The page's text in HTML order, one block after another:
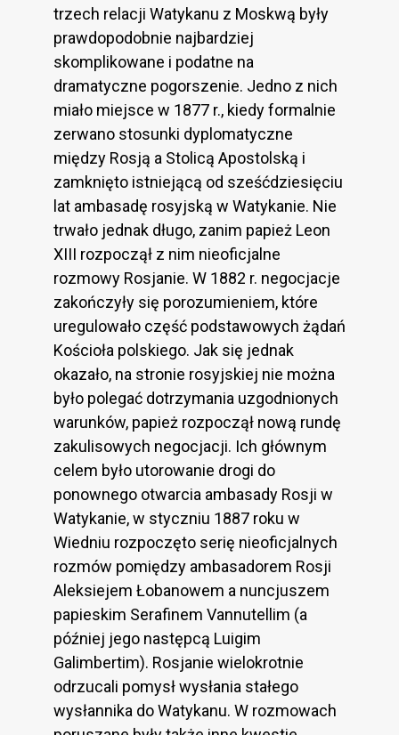
trzech relacji Watykanu z Moskwą były
prawdopodobnie najbardziej
skomplikowane i podatne na
dramatyczne pogorszenie. Jedno z nich
miało miejsce w 1877 r., kiedy formalnie
zerwano stosunki dyplomatyczne
między Rosją a Stolicą Apostolską i
zamknięto istniejącą od sześćdziesięciu
lat ambasadę rosyjską w Watykanie. Nie
trwało jednak długo, zanim papież Leon
XIII rozpoczął z nim nieoficjalne
rozmowy Rosjanie. W 1882 r. negocjacje
zakończyły się porozumieniem, które
uregulowało część podstawowych żądań
Kościoła polskiego. Jak się jednak
okazało, na stronie rosyjskiej nie można
było polegać dotrzymania uzgodnionych
warunków, papież rozpoczął nową rundę
zakulisowych negocjacji. Ich głównym
celem było utorowanie drogi do
ponownego otwarcia ambasady Rosji w
Watykanie, w styczniu 1887 roku w
Wiedniu rozpoczęto serię nieoficjalnych
rozmów pomiędzy ambasadorem Rosji
Aleksiejem Łobanowem a nuncjuszem
papieskim Serafinem Vannutellim (a
później jego następcą Luigim
Galimbertim). Rosjanie wielokrotnie
odrzucali pomysł wysłania stałego
wysłannika do Watykanu. W rozmowach